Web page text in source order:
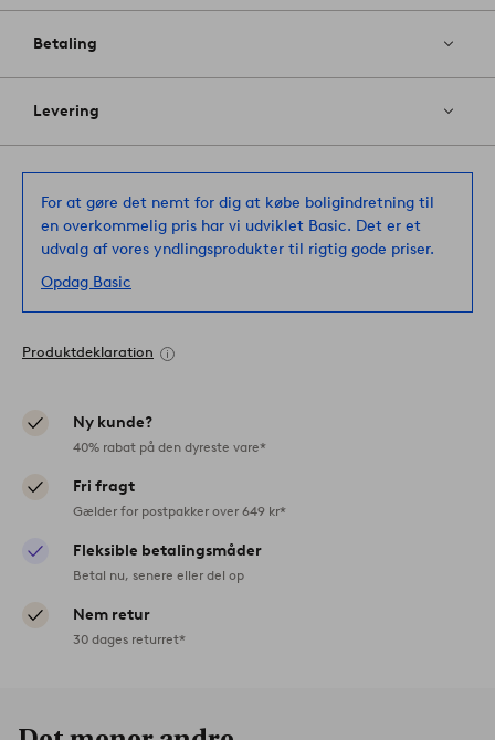
Betaling
Levering
For at gøre det nemt for dig at købe boligindretning til
en overkommelig pris har vi udviklet Basic. Det er et
udvalg af vores yndlingsprodukter til rigtig gode priser.
Opdag Basic
Produktdeklaration
Ny kunde?
40% rabat på den dyreste vare*
Fri fragt
Gælder for postpakker over 649 kr*
Fleksible betalingsmåder
Betal nu, senere eller del op
Nem retur
30 dages returret*